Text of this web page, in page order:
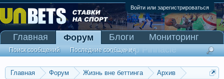
Войти или зарегистрироваться
Главная Форум Жизнь вне беттинга
Архив
Главная Форум
Поиск сообщений Последние сообщения
Блоги
Мониторинг
Сканер Pinnacle